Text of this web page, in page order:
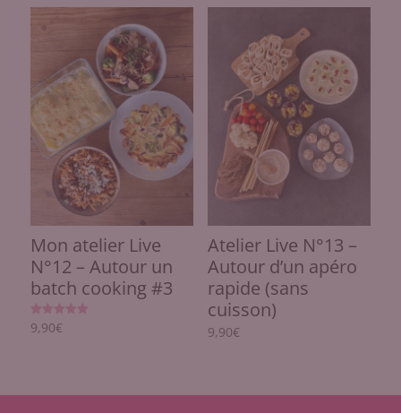
Mon atelier Live
N°12 – Autour un
batch cooking #3
Note
5.00
9,90€
Atelier Live N°13 –
Autour d’un apéro
rapide (sans
cuisson)
9,90€